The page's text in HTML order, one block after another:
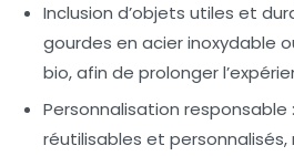
Inclusion d’objets utiles et
gourdes en acier inoxydable
bio, afin de prolonger
Personnalisation responsable :
réutilisables et